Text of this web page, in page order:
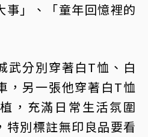
事」、「童年回憶裡的
武分別穿著白T恤、白
，另一張他穿著白T恤
，充滿日常生活氛圍
特別標註無印良品要看